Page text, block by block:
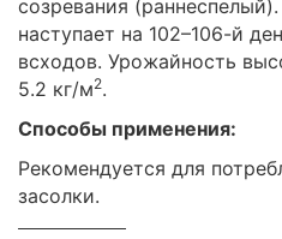
созревания
наступает на 102–106-й
всходов. Урожайность
5.2 кг/м2.
Способы применения:
Рекомендуется для
засолки.